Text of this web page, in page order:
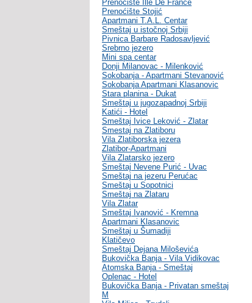
Prenoćište Ille De France
Prenoćište Stojić
Apartmani T.A.L. Centar
Smeštaj u istočnoj Srbiji
Pivnica Barbare Radosavljević
Srebrno jezero
Mini spa centar
Donji Milanovac - Milenković
Sokobanja - Apartmani Stevanović
Sokobanja Apartmani Klasanovic
Stara planina - Dukat
Smeštaj u jugozapadnoj Srbiji
Katići - Hotel
Smeštaj Ivice Leković - Zlatar
Smestaj na Zlatiboru
Vila Zlatiborska jezera
Zlatibor-Apartmani
Vila Zlatarsko jezero
Smeštaj Nevene Purić - Uvac
Smeštaj na jezeru Perućac
Smeštaj u Sopotnici
Smeštaj na Zlataru
Vila Zlatar
Smeštaj Ivanović - Kremna
Apartmani Klasanovic
Smeštaj u Šumadiji
Klatičevo
Smeštaj Dejana Miloševića
Bukovička Banja - Vila Vidikovac
Atomska Banja - Smeštaj
Oplenac - Hotel
Bukovička Banja - Privatan smeštaj
M